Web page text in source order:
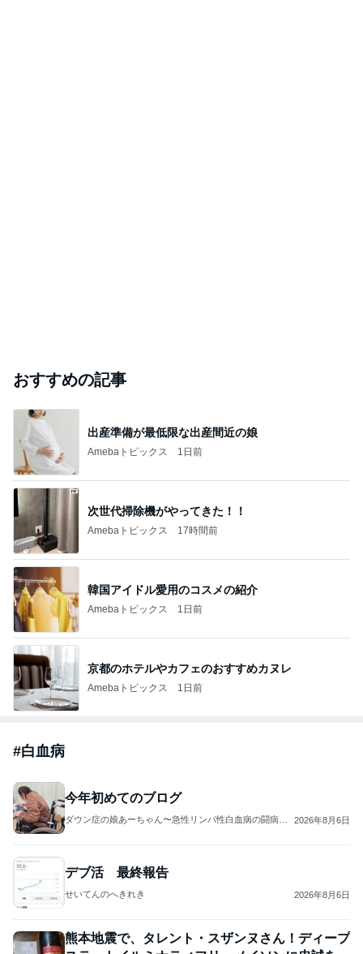
おすすめの記事
出産準備が最低限な出産間近の娘
Amebaトピックス 1日前
次世代掃除機がやってきた！！
Amebaトピックス 17時間前
韓国アイドル愛用のコスメの紹介
Amebaトピックス 1日前
京都のホテルやカフェのおすすめカヌレ
Amebaトピックス 1日前
#白血病
今年初めてのブログ
ダウン症の娘あーちゃん〜急性リンパ性白血病の闘病日
2026年8月6日
デブ活 最終報告
せいてんのへきれき 2026年8月6日
熊本地震で、タレント・スザンヌさん！ディープ